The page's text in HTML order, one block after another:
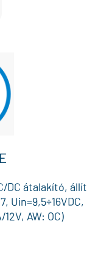
DC átalakító,
AW: OC)